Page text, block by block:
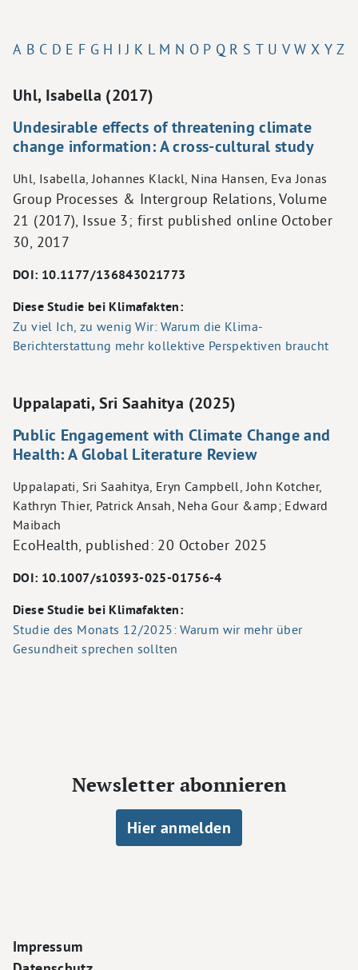
A B C D E F G H I J K L M N O P Q R S T U V W X Y Z
Uhl, Isabella (2017)
Undesirable effects of threatening climate
change information: A cross-cultural study
Uhl, Isabella, Johannes Klackl, Nina Hansen, Eva Jonas
Group Processes & Intergroup Relations, Volume
21 (2017), Issue 3; first published online October
30, 2017
DOI: 10.1177/136843021773
Diese Studie bei Klimafakten:
Zu viel Ich, zu wenig Wir: Warum die Klima-
Berichterstattung mehr kollektive Perspektiven braucht
Uppalapati, Sri Saahitya (2025)
Public Engagement with Climate Change and
Health: A Global Literature Review
Uppalapati, Sri Saahitya, Eryn Campbell, John Kotcher,
Kathryn Thier, Patrick Ansah, Neha Gour &amp; Edward
Maibach
EcoHealth, published: 20 October 2025
DOI: 10.1007/s10393-025-01756-4
Diese Studie bei Klimafakten:
Studie des Monats 12/2025: Warum wir mehr über
Gesundheit sprechen sollten
Newsletter abonnieren
Hier anmelden
Footer Navigation
Impressum